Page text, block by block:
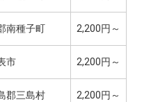
南種子町 2,200円～
市 2,200円～
郡三島村 2,200円～